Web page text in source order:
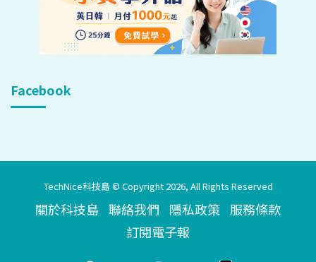
Facebook
TechNice科技島 © Copyright 2026, All Rights Reserved
關於科技島 聯絡我們 隱私政策 服務條款
訂閱電子報